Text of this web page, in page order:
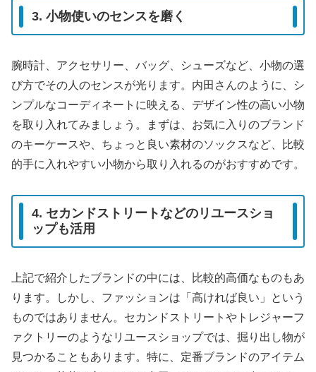
3. 小物使いのセンスを磨く
腕時計、アクセサリー、バッグ、シューズなど、小物の選
び方でその人のセンスが光ります。内田さんのように、シ
ンプルなコーディネートに映える、デザイン性の高い小物
を取り入れてみましょう。まずは、お気に入りのブランド
のキーケースや、ちょっと良い素材のソックスなど、比較
的手に入れやすい小物から取り入れるのがおすすめです。
4. セカンドストリートなどのリユースショ
ップも活用
上記で紹介したブランドの中には、比較的高価なものもあ
ります。しかし、ファッションは「高ければ良い」という
ものではありません。セカンドストリートやトレジャーフ
ァクトリーのようなリユースショップでは、掘り出し物が
見つかることもあります。特に、定番ブランドのアイテム